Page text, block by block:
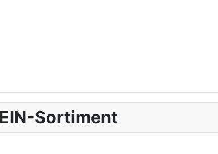
Sortiment